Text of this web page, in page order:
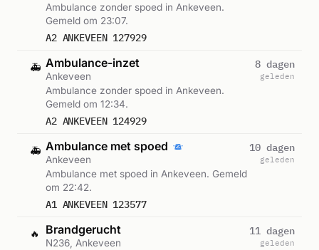
Ambulance zonder spoed in Ankeveen.
Gemeld om 23:07.
A2 ANKEVEEN 127929
🚑 Ambulance-inzet
Ankeveen
Ambulance zonder spoed in Ankeveen.
Gemeld om 12:34.
A2 ANKEVEEN 124929
8 dagen
geleden
🚑 Ambulance met spoed
Ankeveen
Ambulance met spoed in Ankeveen. Gemeld
om 22:42.
A1 ANKEVEEN 123577
10 dagen
geleden
🔥 Brandgerucht
N236, Ankeveen
11 dagen
geleden